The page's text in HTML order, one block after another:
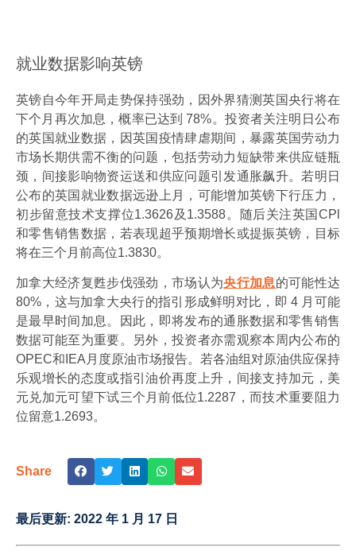
就业数据影响英镑
英镑自今年开局走势保持强劲，因外界猜测英国央行将在
下个月再次加息，概率已达到 78%。投资者关注明日公布
的英国就业数据，因英国疫情肆虐期间，暴露英国劳动力
市场长期供需不衡的问题，包括劳动力短缺带来供应链瓶
颈，间接影响物资运送和供应问题引发通胀飙升。若明日
公布的英国就业数据远逊上月，可能增加英镑下行压力，
初步留意技术支撑位1.3626及1.3588。随后关注英国CPl
和零售销售数据，若表现超乎预期增长或提振英镑，目标
将在三个月前高位1.3830。
加拿大经济复甦步伐强劲，市场认为央行加息的可能性达
80%，这与加拿大央行的指引形成鲜明对比，即 4 月可能
是最早时间加息。因此，即将发布的通胀数据和零售销售
数据可能至为重要。另外，投资者亦需观察本周内公布的
OPEC和IEA月度原油市场报告。若各油组对原油供应保持
乐观增长的态度或指引油价再度上升，间接支持加元，美
元兑加元可望下试三个月前低位1.2287，而技术重要阻力
位留意1.2693。
Share
最后更新: 2022 年 1 月 17 日